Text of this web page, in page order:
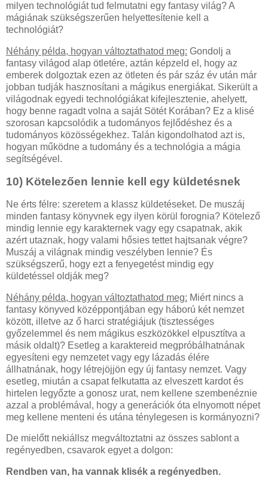
milyen technológiát tud felmutatni egy fantasy világ? A
mágiának szükségszerűen helyettesítenie kell a
technológiát?
Néhány példa, hogyan változtathatod meg: Gondolj a
fantasy világod alap ötletére, aztán képzeld el, hogy az
emberek dolgoztak ezen az ötleten és pár száz év után már
jobban tudják hasznosítani a mágikus energiákat. Sikerült a
világodnak egyedi technológiákat kifejlesztenie, ahelyett,
hogy benne ragadt volna a saját Sötét Korában? Ez a klisé
szorosan kapcsolódik a tudományos fejlődéshez és a
tudományos közösségekhez. Talán kigondolhatod azt is,
hogyan működne a tudomány és a technológia a mágia
segítségével.
10) Kötelezően lennie kell egy küldetésnek
Ne érts félre: szeretem a klassz küldetéseket. De muszáj
minden fantasy könyvnek egy ilyen körül forognia? Kötelező
mindig lennie egy karakternek vagy egy csapatnak, akik
azért utaznak, hogy valami hősies tettet hajtsanak végre?
Muszáj a világnak mindig veszélyben lennie? És
szükségszerű, hogy ezt a fenyegetést mindig egy
küldetéssel oldják meg?
Néhány példa, hogyan változtathatod meg: Miért nincs a
fantasy könyved középpontjában egy háború két nemzet
között, illetve az ő harci stratégiájuk (tisztességes
győzelemmel és nem mágikus eszközökkel elpusztítva a
másik oldalt)? Esetleg a karaktereid megpróbálhatnának
egyesíteni egy nemzetet vagy egy lázadás élére
állhatnának, hogy létrejöjjön egy új fantasy nemzet. Vagy
esetleg, miután a csapat felkutatta az elveszett kardot és
hirtelen legyőzte a gonosz urat, nem kellene szembenéznie
azzal a problémával, hogy a generációk óta elnyomott népet
meg kellene menteni és utána ténylegesen is kormányozni?
De mielőtt nekiállsz megváltoztatni az összes sablont a
regényedben, csavarok egyet a dolgon:
Rendben van, ha vannak klisék a regényedben.